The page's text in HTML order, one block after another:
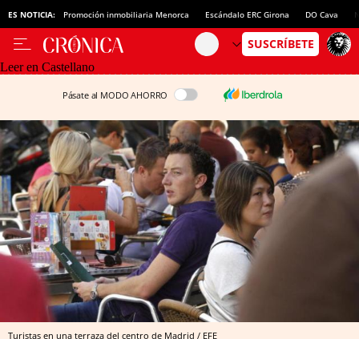
ES NOTICIA: Promoción inmobiliaria Menorca Escándalo ERC Girona DO Cava
Leer en Castellano
Pásate al MODO AHORRO
Turistas en una terraza del centro de Madrid / EFE